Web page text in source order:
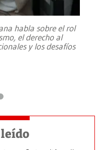
habla sobre el rol
el derecho al
y los desafíos
leído